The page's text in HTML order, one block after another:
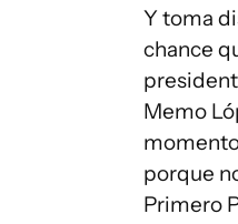
Y toma
chance
Memo
porque
Primero